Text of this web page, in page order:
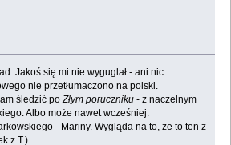
Jakoś się mi nie wyguglał - ani nic.
nie przetłumaczono na polski.
śledzić poZłym poruczniku - z naczelnym
Albo może nawet wcześniej.
- Mariny. Wygląda na to, że to ten z
z T.).